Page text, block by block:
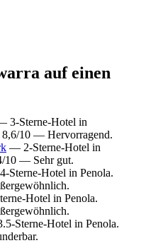
auf einen
3-Sterne-Hotel in
8,6/10 — Hervorragend.
— 2-Sterne-Hotel in
10 — Sehr gut.
Sterne-Hotel in Penola.
Hotel in Penola.
Sterne-Hotel in Penola.